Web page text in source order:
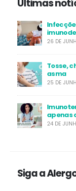
Últimas
26 DE
Tosse,
asma
25 DE
apenas
24 DE
Siga a